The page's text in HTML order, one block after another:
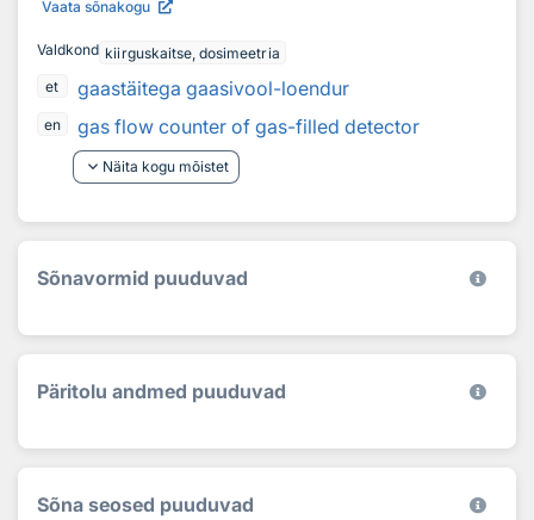
Vaata sõnakogu
Valdkond kiirguskaitse, dosimeetria
et
gaastäitega gaasivool-loendur
en
gas flow counter of gas-filled detector
keyboard_arrow_down Näita kogu mõistet
Sõnavormid puuduvad
Päritolu andmed puuduvad
Sõna seosed puuduvad